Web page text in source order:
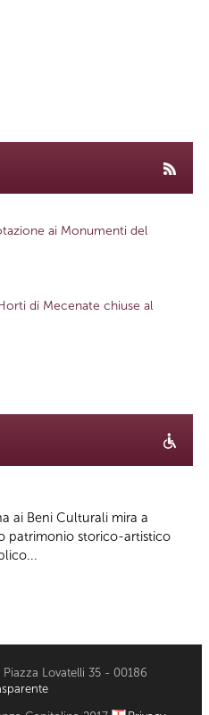
ai Monumenti del
di Mecenate chiuse al
ai Beni Culturali mira a
patrimonio storico-artistico
Lovatelli 35 - 00186